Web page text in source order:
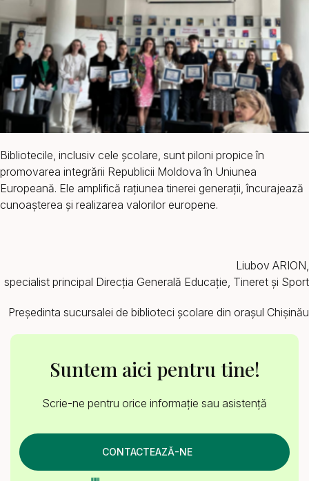
Bibliotecile, inclusiv cele școlare, sunt piloni propice în
promovarea integrării Republicii Moldova în Uniunea
Europeană. Ele amplifică rațiunea tinerei generații, încurajează
cunoașterea și realizarea valorilor europene.
Liubov ARION,
specialist principal Direcția Generală Educație, Tineret și Sport
Președinta sucursalei de biblioteci școlare din orașul Chișinău
Suntem aici pentru tine!
Scrie-ne pentru orice informație sau asistență
CONTACTEAZĂ-NE